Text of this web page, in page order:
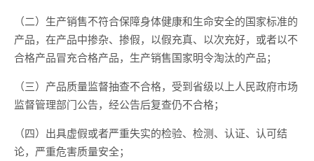
（二）生产销售不符合保障身体健康和生命安全的国家标准的
产品，在产品中掺杂、掺假，以假充真、以次充好，或者以不
合格产品冒充合格产品，生产销售国家明令淘汰的产品；
（三）产品质量监督抽查不合格，受到省级以上人民政府市场
监督管理部门公告，经公告后复查仍不合格；
（四）出具虚假或者严重失实的检验、检测、认证、认可结
论，严重危害质量安全；